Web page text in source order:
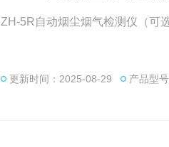
ZH-5R自动烟尘烟气检测仪（可
更新时间：2025-08-29 产品型